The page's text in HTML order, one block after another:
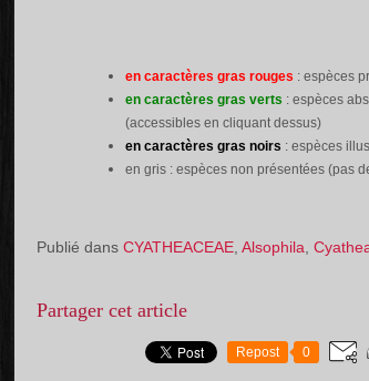
en caractères gras rouges : espèces
en caractères gras verts : espèces
(accessibles en cliquant dessus)
en caractères gras noirs : espèces
en gris : espèces non présentées (pas
Publié dans CYATHEACEAE Alsophila
Partager cet article
Repost 0